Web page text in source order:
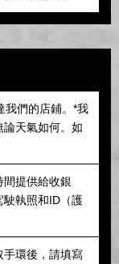
我們的店鋪。*我
天氣如何。如
間提供給收銀
駛執照和ID（護
手環後，請填寫